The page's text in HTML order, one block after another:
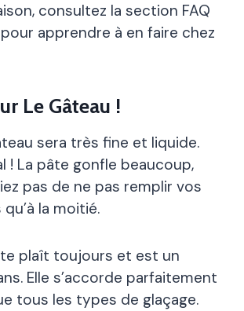
consultez la section FAQ
apprendre à en faire chez
Le Gâteau !
sera très fine et liquide.
! La pâte gonfle beaucoup,
pas de ne pas remplir vos
la moitié.
plaît toujours et est un
Elle s’accorde parfaitement
tous les types de glaçage.